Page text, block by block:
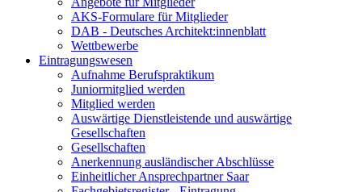
AKS-Formulare für Mitglieder
DAB - Deutsches Architekt:innenblatt
Wettbewerbe
Eintragungswesen
Aufnahme Berufspraktikum
Juniormitglied werden
Mitglied werden
Auswärtige Dienstleistende und auswärtige
Gesellschaften
Gesellschaften
Anerkennung ausländischer Abschlüsse
Einheitlicher Ansprechpartner Saar